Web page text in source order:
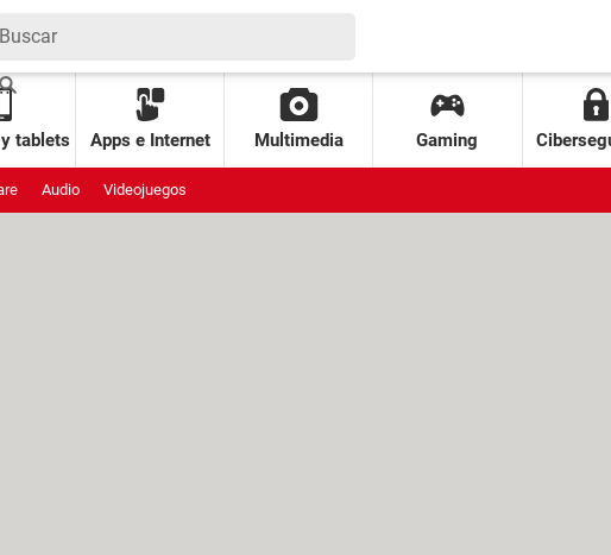
tablets Apps e Internet Multimedia Gaming
Audio Videojuegos